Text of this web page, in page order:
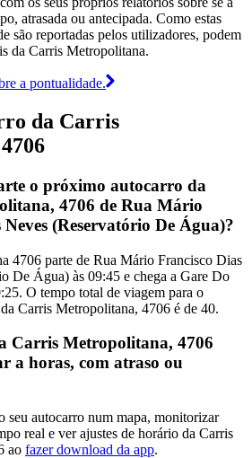
atrasada ou antecipada. Como estas
são reportadas pelos utilizadores, podem
da Carris Metropolitana.
a pontualidade.
da Carris
o próximo autocarro da
4706 de Rua Mário
(Reservatório De Água)?
4706 parte de Rua Mário Francisco Dias
De Água) às 09:45 e chega a Gare Do
O tempo total de viagem para o
Carris Metropolitana, 4706 é de 40.
Carris Metropolitana, 4706
a horas, com atraso ou
seu autocarro num mapa, monitorizar
real e ver ajustes de horário da Carris
ao fazer download da app.